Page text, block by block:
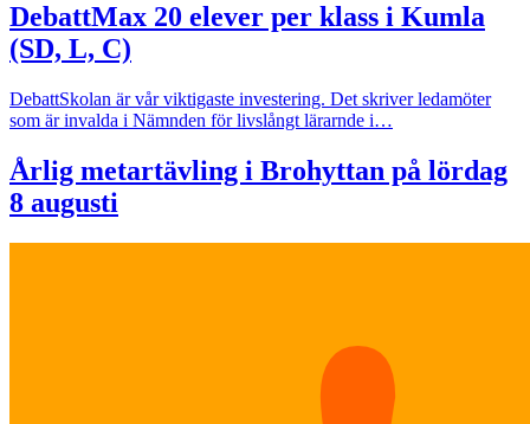
DebattMax 20 elever per klass i Kumla
(SD, L, C)
DebattSkolan är vår viktigaste investering. Det skriver ledamöter
som är invalda i Nämnden för livslångt lärarnde i…
Årlig metartävling i Brohyttan på lördag
8 augusti